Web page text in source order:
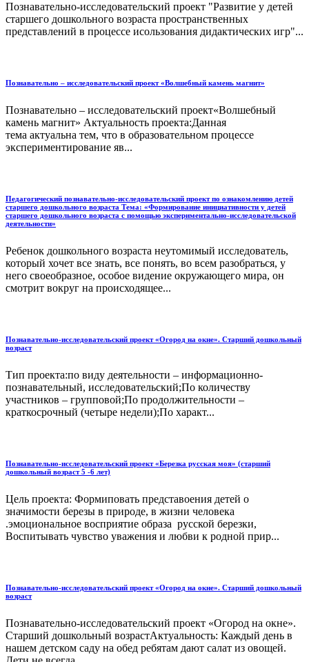
Познавательно-исследовательский проект "Развитие у детей
старшего дошкольного возраста пространственных
представлений в процессе исользования дидактических игр"...
Познавательно – исследовательский проект «Волшебный камень магнит»
Познавательно – исследовательский проект«Волшебный
камень магнит» Актуальность проекта:Данная
тема актуальна тем, что в образовательном процессе
экспериментирование яв...
Педагогический познавательно-исследовательский проект по ознакомлению детей
старшего дошкольного возраста Тема: «Формирование инициативности у детей
старшего дошкольного возраста с помощью экспериментально-исследовательской
деятельности»
Ребенок дошкольного возраста неутомимый исследователь,
который хочет все знать, все понять, во всем разобраться, у
него своеобразное, особое видение окружающего мира, он
смотрит вокруг на происходящее...
Познавательно-исследовательский проект «Огород на окне». Старший дошкольный
возраст
Тип проекта:по виду деятельности – информационно-
познавательный, исследовательский;По количеству
участников – групповой;По продолжительности –
краткосрочный (четыре недели);По характ...
Познавательно-исследовательский проект «Березка русская моя» (старший
дошкольный возраст 5 -6 лет)
Цель проекта: Формиповать представоения детей о
значимости березы в природе, в жизни человека
.эмоциональное восприятие образа русской березки,
Воспитывать чувство уважения и любви к родной прир...
Познавательно-исследовательский проект «Огород на окне». Старший дошкольный
возраст
Познавательно-исследовательский проект «Огород на окне».
Старший дошкольный возрастАктуальность: Каждый день в
нашем детском саду на обед ребятам дают салат из овощей.